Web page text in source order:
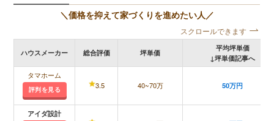
＼価格を抑えて家づくりを進めたい人／
スクロールできます
ハウスメーカー 総合評価 坪単価
平均坪単価
↓坪単価記事へ
タマホーム
評判を見る 3.5 40~70万 50万円
アイダ設計